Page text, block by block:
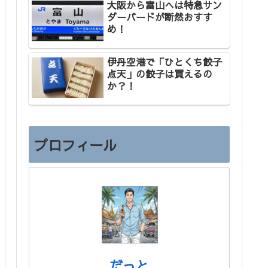
大阪から富山へは特急サン
ダーバードが断然おすす
め！
伊丹空港で「ひとくち餃子
点天」の餃子は買えるの
か？！
プロフィール